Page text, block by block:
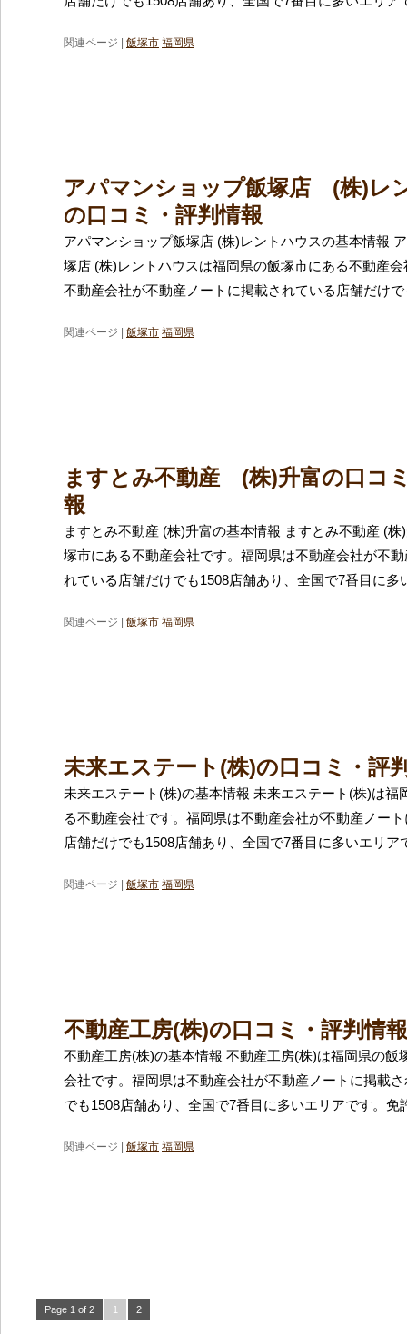
関連ページ | 飯塚市 福岡県
アパマンショップ飯塚店 (株)レ
の口コミ・評判情報
アパマンショップ飯塚店 (株)レントハウスの基本情報
塚店 (株)レントハウスは福岡県の飯塚市にある不動産
不動産会社が不動産ノートに掲載されている店舗だけで
関連ページ | 飯塚市 福岡県
ますとみ不動産 (株)升富の口コ
報
ますとみ不動産 (株)升富の基本情報 ますとみ不動産 (
塚市にある不動産会社です。福岡県は不動産会社が不
れている店舗だけでも1508店舗あり、全国で7番目に多
関連ページ | 飯塚市 福岡県
未来エステート(株)の口コミ・評
未来エステート(株)の基本情報 未来エステート(株)は福
る不動産会社です。福岡県は不動産会社が不動産ノー
店舗だけでも1508店舗あり、全国で7番目に多いエリア
関連ページ | 飯塚市 福岡県
不動産工房(株)の口コミ・評判情報
不動産工房(株)の基本情報 不動産工房(株)は福岡県の飯
会社です。福岡県は不動産会社が不動産ノートに掲載
でも1508店舗あり、全国で7番目に多いエリアです。免
関連ページ | 飯塚市 福岡県
Page 1 of 2 1 2